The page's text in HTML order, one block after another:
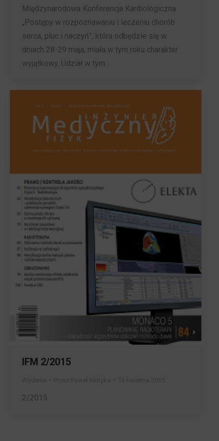
Międzynarodowa Konferencja Kardiologiczna
„Postępy w rozpoznawaniu i leczeniu chorób
serca, płuc i naczyń”, która odbędzie się w
dniach 28-29 maja, miała w tym roku charakter
wyjątkowy. Udział w tym…
IFM 2/2015
2/2015